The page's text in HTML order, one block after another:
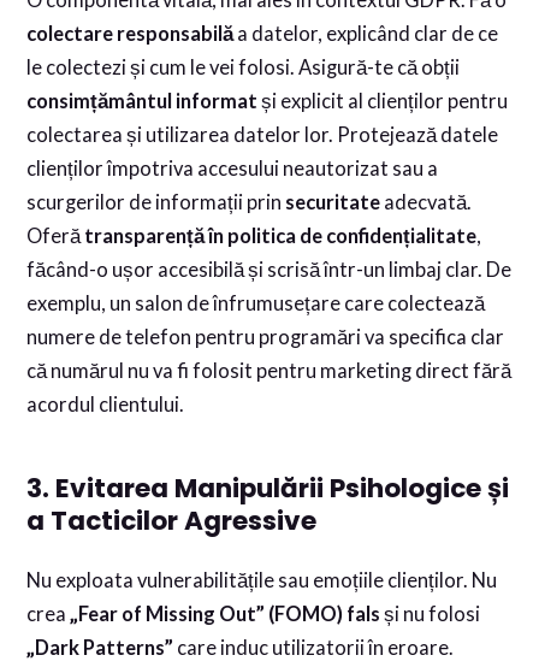
colectare responsabilăa datelor, explicând clar de ce
le colectezi și cum le vei folosi. Asigură-te că obții
consimțământul informat și explicit al clienților pentru
colectarea și utilizarea datelor lor. Protejează datele
clienților împotriva accesului neautorizat sau a
scurgerilor de informații prin securitate adecvată.
Oferătransparență în politica de confidențialitate,
făcând-o ușor accesibilă și scrisă într-un limbaj clar. De
exemplu, un salon de înfrumusețare care colectează
numere de telefon pentru programări va specifica clar
că numărul nu va fi folosit pentru marketing direct fără
acordul clientului.
3. Evitarea Manipulării Psihologice și
a Tacticilor Agressive
Nu exploata vulnerabilitățile sau emoțiile clienților. Nu
crea„Fear of Missing Out” (FOMO) fals și nu folosi
„Dark Patterns” care induc utilizatorii în eroare.